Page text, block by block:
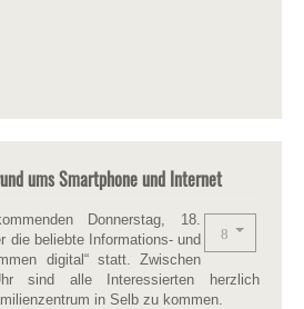
ums Smartphone und Internet
Donnerstag, 18.
die beliebte Informations- und
digital“ statt. Zwischen
sind alle Interessierten herzlich
in Selb zu kommen.